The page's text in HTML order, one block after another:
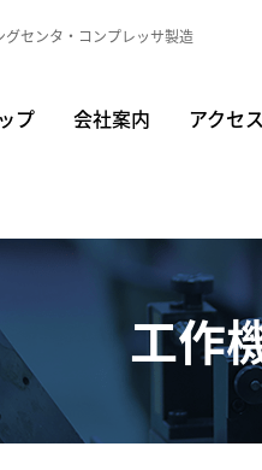
グセンタ・コンプレッサ製造
プ 会社案内 アクセス
工作